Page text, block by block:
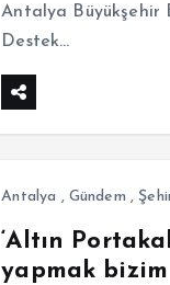
Antalya Büyükşehir
Destek…
Antalya , Gündem ,
‘Altın
yapmak